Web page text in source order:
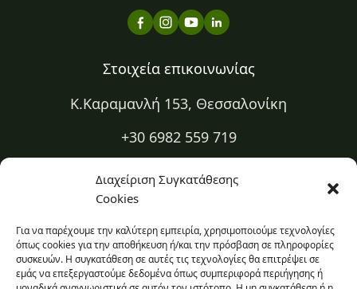
Διαχείριση Συγκατάθεσης
Cookies
Για να παρέχουμε την καλύτερη εμπειρία, χρησιμοποιούμε τεχνολογίες
όπως cookies για την αποθήκευση ή/και την πρόσβαση σε πληροφορίες
συσκευών. Η συγκατάθεση σε αυτές τις τεχνολογίες θα επιτρέψει σε
εμάς να επεξεργαστούμε δεδομένα όπως συμπεριφορά περιήγησης ή
Στοιχεία επικοινωνίας
Κ.Καραμανλή 153, Θεσσαλονίκη
+30 6982 559 719
+30 2310 334 883
kapa@kapadiatrofi.gr
Είμαι online 24/7
Ο χώρος σου